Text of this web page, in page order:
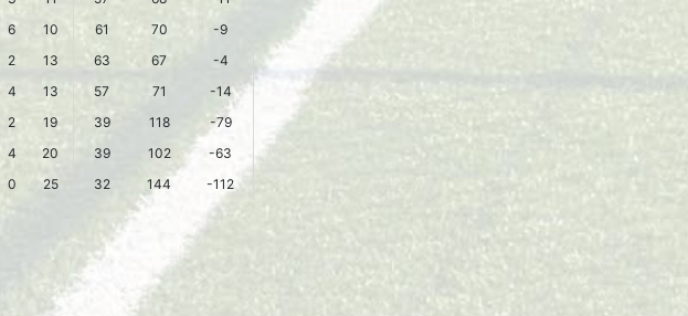
6 10 61 70
-9
2 13 63 67
-4
4 13 57 71
-14
2 19 39 118
-79
4 20 39 102
-63
0 25 32 144 -112